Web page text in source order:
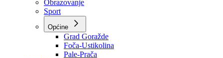
Historija (digitalni muzej)
Privreda
Turizam
Obrazovanje
Sport
Općine